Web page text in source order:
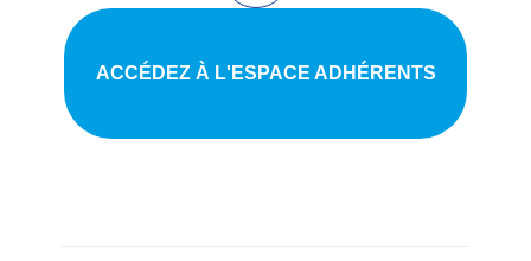
ACCÉDEZ À L'ESPACE ADHÉRENTS